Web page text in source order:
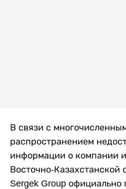
В связи с
распространением
информации о компании
Восточно-Казахстанской
Sergek Group официально